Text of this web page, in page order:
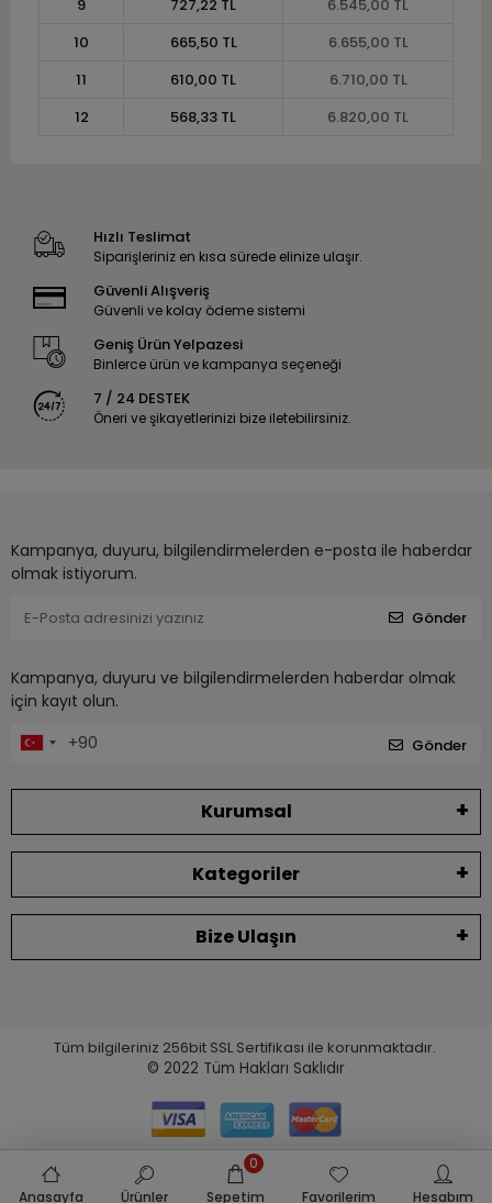
9
727,22 TL
6.545,00 TL
10
665,50 TL
6.655,00 TL
11
610,00 TL
6.710,00 TL
12
568,33 TL 6.820,00 TL
Hızlı Teslimat
Siparişleriniz en kısa sürede elinize ulaşır.
Güvenli Alışveriş
Güvenli ve kolay ödeme sistemi
Geniş Ürün Yelpazesi
Binlerce ürün ve kampanya seçeneği
7 / 24 DESTEK
Öneri ve şikayetlerinizi bize iletebilirsiniz.
Kampanya, duyuru, bilgilendirmelerden e-posta ile haberdar
olmak istiyorum.
Gönder
Kampanya, duyuru ve bilgilendirmelerden haberdar olmak
için kayıt olun.
Gönder
Kurumsal
Kategoriler
Bize Ulaşın
Tüm bilgileriniz 256bit SSL Sertifikası ile korunmaktadır.
© 2022 Tüm Hakları Saklıdır
Anasayfa Ürünler Sepetim
0
Favorilerim
Hesabım